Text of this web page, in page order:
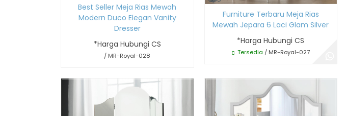
Best Seller Meja Rias Mewah
Modern Duco Elegan Vanity
Dresser
*Harga Hubungi CS
/ MR-Royal-028
Furniture Terbaru Meja Rias
Mewah Jepara 6 Laci Glam Silver
*Harga Hubungi CS
Tersedia / MR-Royal-027